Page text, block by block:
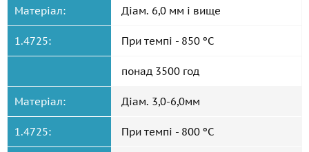
Матеріал:
Діам. 6,0 мм і вище
1.4725: При темпі - 850 ºС
понад 3500 год
Матеріал: Діам. 3,0-6,0мм
1.4725: При темпі - 800 ºС